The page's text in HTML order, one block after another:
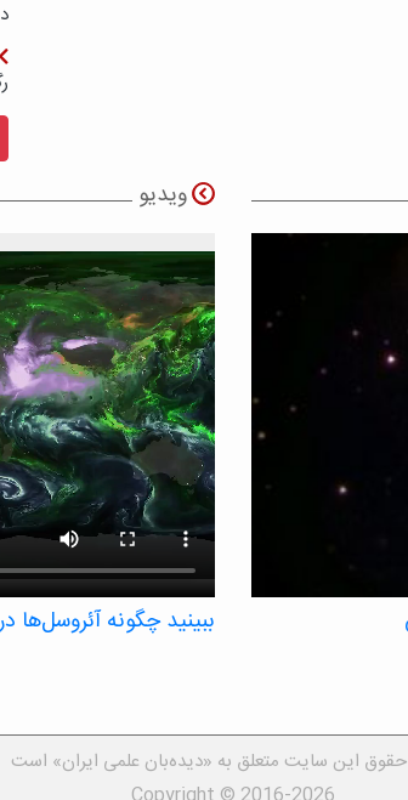
ویدیو
یک تصویرسازی ناسا،
و غبار و آئروسل‌های نمک
است، توده‌های منطقه‌ای
ببینید چگونه
این سایت متعلق به «دیده‌بان علمی ایران» است